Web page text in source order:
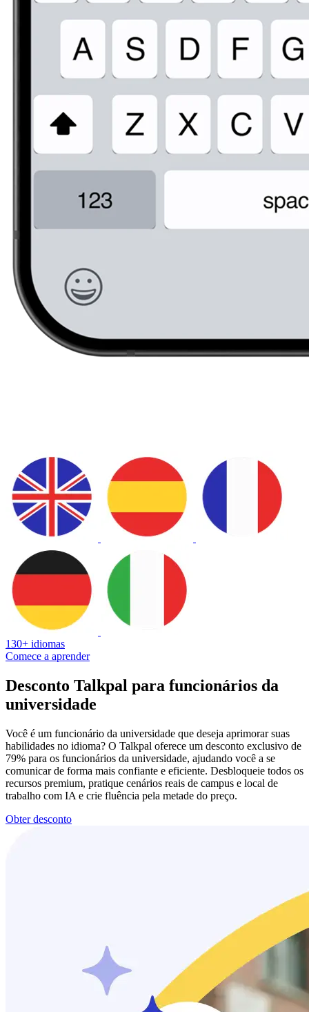
130+ idiomas
Comece a aprender
Desconto Talkpal para funcionários da
universidade
Você é um funcionário da universidade que deseja aprimorar suas
habilidades no idioma? O Talkpal oferece um desconto exclusivo de
79% para os funcionários da universidade, ajudando você a se
comunicar de forma mais confiante e eficiente. Desbloqueie todos os
recursos premium, pratique cenários reais de campus e local de
trabalho com IA e crie fluência pela metade do preço.
Obter desconto